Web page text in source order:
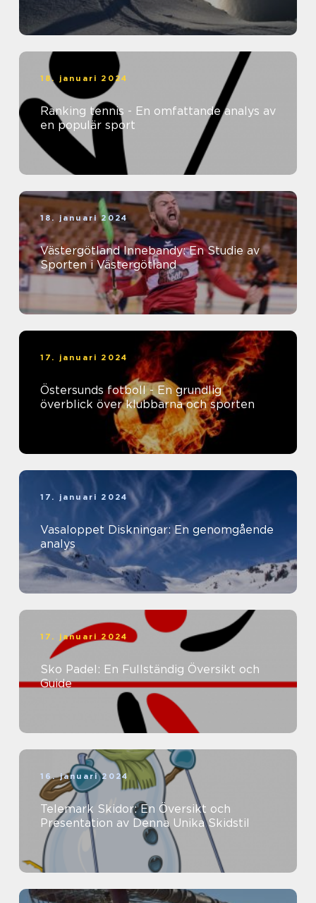
18. januari 2024
Ranking tennis - En omfattande analys av
en populär sport
18. januari 2024
Västergötland Innebandy: En Studie av
Sporten i Västergötland
17. januari 2024
Östersunds fotboll - En grundlig
överblick över klubbarna och sporten
17. januari 2024
Vasaloppet Diskningar: En genomgående
analys
17. januari 2024
Sko Padel: En Fullständig Översikt och
Guide
16. januari 2024
Telemark Skidor: En Översikt och
Presentation av Denna Unika Skidstil